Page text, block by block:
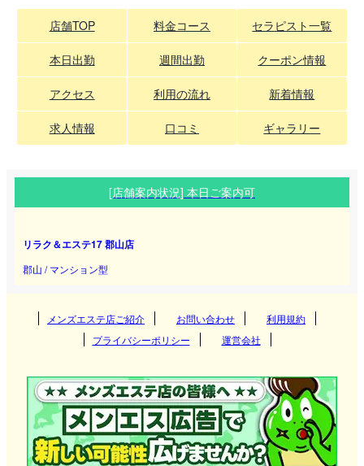
店舗TOP 料金コース セラピスト一覧
本日出勤 週間出勤 クーポン情報
アクセス 利用の流れ 新着情報
求人情報 口コミ ギャラリー
[店舗案内状況] 本日ご案内可
リラク＆エステ17 郡山店
郡山 / マンション型
メンズエステ店ご紹介 お問い合わせ
利用規約
プライバシーポリシー
運営会社